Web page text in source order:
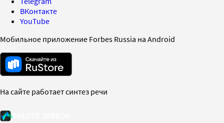
ВКонтакте
YouTube
Мобильное приложение Forbes Russia на Android
На сайте работает синтез речи